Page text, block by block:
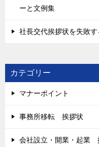
ーと文例集
社長交代挨拶状を失敗
カテゴリー
マナーポイント
事務所移転 挨拶状
会社設立・開業・起業